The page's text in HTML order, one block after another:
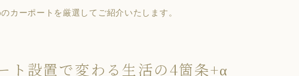
カーポートを厳選してご紹介いたします。
ト設置で変わる生活の4箇条+α